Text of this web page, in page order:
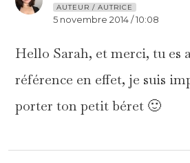
AUTEUR / AUTRICE
5 novembre 2014 / 10:08
Hello Sarah, et merci, tu es
référence en effet, je suis
porter ton petit béret 🙂